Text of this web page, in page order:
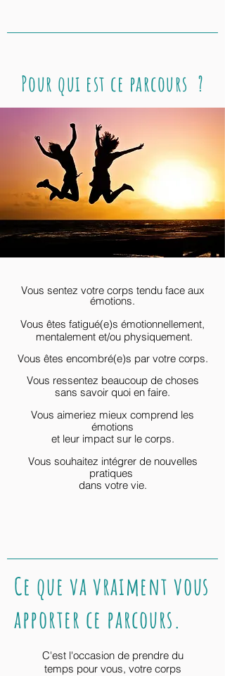
Pour qui est ce parcours ?
Vous sentez votre corps tendu face aux
émotions.
Vous êtes fatigué(e)s émotionnellement,
mentalement et/ou physiquement.
Vous êtes encombré(e)s par votre corps.
Vous ressentez beaucoup de choses
sans savoir quoi en faire.
Vous aimeriez mieux comprend les
émotions
et leur impact sur le corps.
Vous souhaitez intégrer de nouvelles
pratiques
dans votre vie.
Ce que va vraiment vous
apporter ce parcours.
C'est l'occasion de prendre du
temps pourvous, votre corps